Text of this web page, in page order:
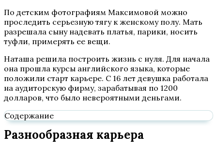
По детским фотографиям Максимовой можно
проследить серьезную тягу к женскому полу. Мать
разрешала сыну надевать платья, парики, носить
туфли, примерять ее вещи.
Наташа решила построить жизнь с нуля. Для начала
она прошла курсы английского языка, которые
положили старт карьере. С 16 лет девушка работала
на аудиторскую фирму, зарабатывая по 1200
долларов, что было невероятными деньгами.
Содержание
Разнообразная карьера